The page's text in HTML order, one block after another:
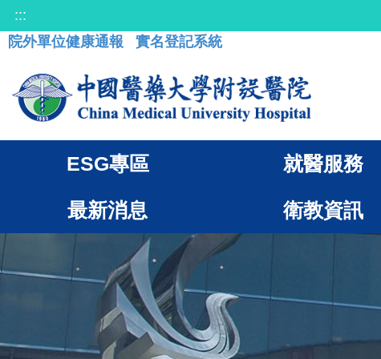
:::
院外單位健康通報
實名登記系統
ESG專區 就醫服務
最新消息 衛教資訊